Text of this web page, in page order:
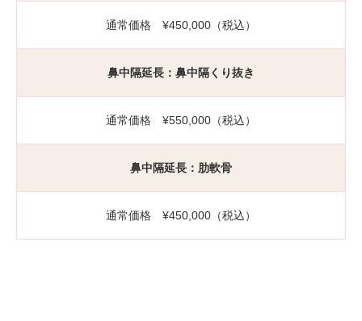
通常価格 ¥450,000（税込）
鼻中隔延長：鼻中隔くり抜き
通常価格 ¥550,000（税込）
鼻中隔延長：肋軟骨
通常価格 ¥450,000（税込）